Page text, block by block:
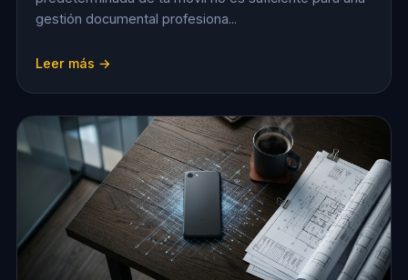
gestión documental profesiona...
Leer más →